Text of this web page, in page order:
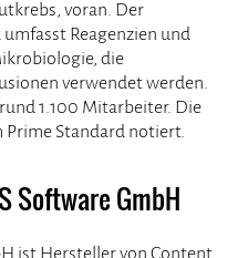
voran. Der
Reagenzien und
die
verwendet werden.
1.100 Mitarbeiter. Die
Prime Standard notiert.
Software GmbH
ist Hersteller von Content